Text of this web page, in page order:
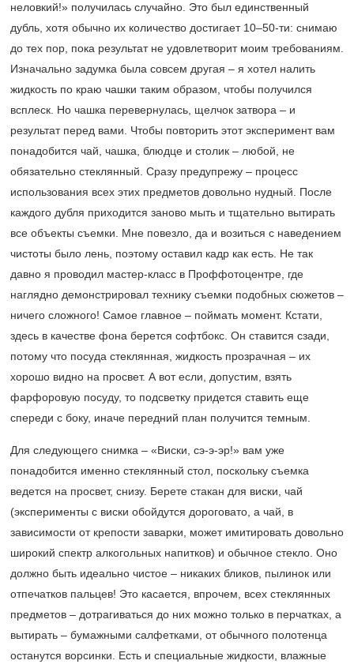
неловкий!» получилась случайно. Это был единственный
дубль, хотя обычно их количество достигает 10–50-ти: снимаю
до тех пор, пока результат не удовлетворит моим требованиям.
Изначально задумка была совсем другая – я хотел налить
жидкость по краю чашки таким образом, чтобы получился
всплеск. Но чашка перевернулась, щелчок затвора – и
результат перед вами. Чтобы повторить этот эксперимент вам
понадобится чай, чашка, блюдце и столик – любой, не
обязательно стеклянный. Сразу предупрежу – процесс
использования всех этих предметов довольно нудный. После
каждого дубля приходится заново мыть и тщательно вытирать
все объекты съемки. Мне повезло, да и возиться с наведением
чистоты было лень, поэтому оставил кадр как есть. Не так
давно я проводил мастер-класс в Проффотоцентре, где
наглядно демонстрировал технику съемки подобных сюжетов –
ничего сложного! Самое главное – поймать момент. Кстати,
здесь в качестве фона берется софтбокс. Он ставится сзади,
потому что посуда стеклянная, жидкость прозрачная – их
хорошо видно на просвет. А вот если, допустим, взять
фарфоровую посуду, то подсветку придется ставить еще
спереди с боку, иначе передний план получится темным.
Для следующего снимка – «Виски, сэ-э-эр!» вам уже
понадобится именно стеклянный стол, поскольку съемка
ведется на просвет, снизу. Берете стакан для виски, чай
(эксперименты с виски обойдутся дороговато, а чай, в
зависимости от крепости заварки, может имитировать довольно
широкий спектр алкогольных напитков) и обычное стекло. Оно
должно быть идеально чистое – никаких бликов, пылинок или
отпечатков пальцев! Это касается, впрочем, всех стеклянных
предметов – дотрагиваться до них можно только в перчатках, а
вытирать – бумажными салфетками, от обычного полотенца
останутся ворсинки. Есть и специальные жидкости, влажные